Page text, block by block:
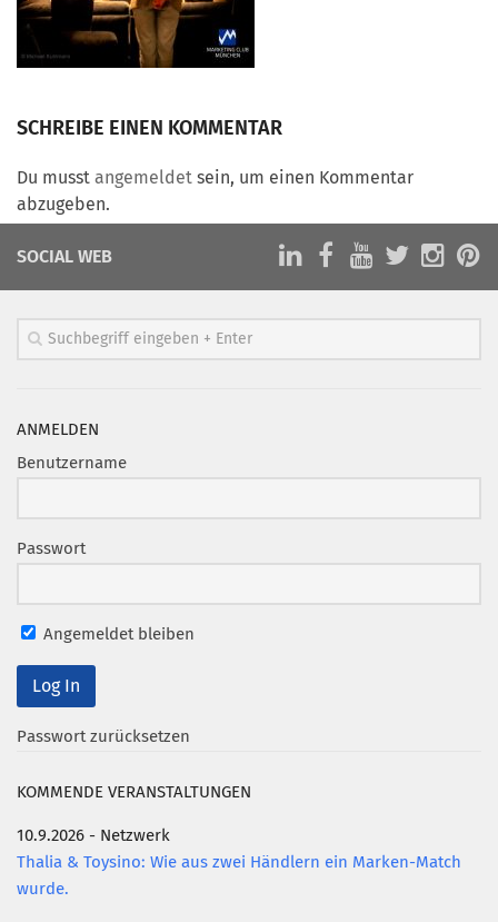
Marketing Pioniere
Arbeitsgruppen
Partnerschaften
Bundesverband Marketing Clubs
MARKETING PIONIERE
CLUB-KOMMUNIKATION
Clubmagazin
MCM Club TV
SCHREIBE EINEN KOMMENTAR
Du musst angemeldet sein, um einen Kommentar
abzugeben.
SOCIAL WEB
ANMELDEN
Benutzername
Passwort
Angemeldet bleiben
Passwort zurücksetzen
KOMMENDE VERANSTALTUNGEN
10.9.2026 - Netzwerk
Thalia & Toysino: Wie aus zwei Händlern ein Marken-Match
wurde.